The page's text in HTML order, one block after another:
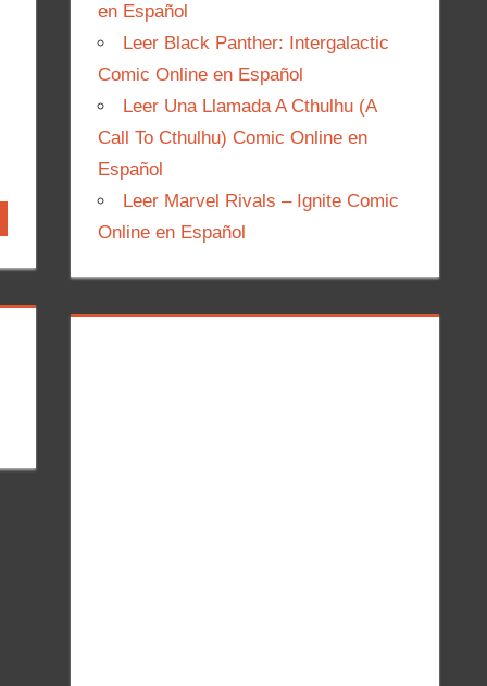
en Español
Leer Black Panther: Intergalactic
Comic Online en Español
Leer Una Llamada A Cthulhu (A
Call To Cthulhu) Comic Online en
Español
Leer Marvel Rivals – Ignite Comic
Online en Español